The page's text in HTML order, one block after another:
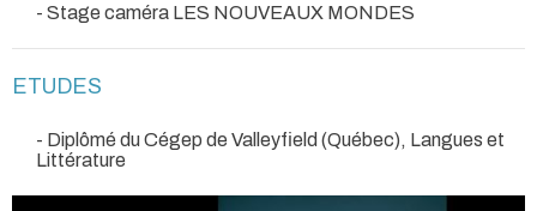
- Stage caméra LES NOUVEAUX MONDES
ETUDES
- Diplômé du Cégep de Valleyfield (Québec), Langues et
Littérature